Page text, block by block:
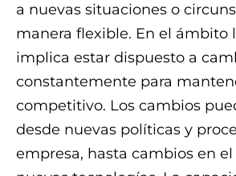
a nuevas situaciones o
manera flexible. En el ámbito
implica estar dispuesto a
constantemente para
competitivo. Los cambios
desde nuevas políticas y
empresa, hasta cambios en